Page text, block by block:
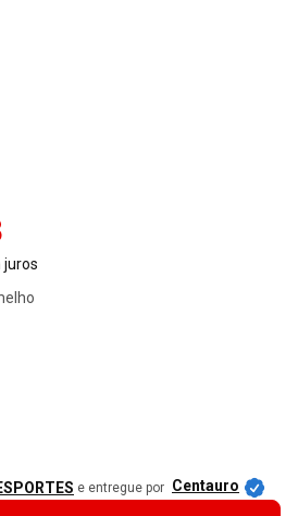
juros
e entregue por Centauro